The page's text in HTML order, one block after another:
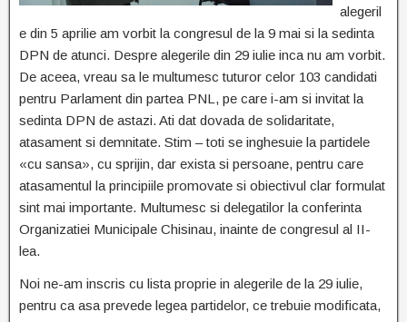
alegeril
e din 5 aprilie am vorbit la congresul de la 9 mai si la sedinta
DPN de atunci. Despre alegerile din 29 iulie inca nu am vorbit.
De aceea, vreau sa le multumesc tuturor celor 103 candidati
pentru Parlament din partea PNL, pe care i-am si invitat la
sedinta DPN de astazi. Ati dat dovada de solidaritate,
atasament si demnitate. Stim – toti se inghesuie la partidele
«cu sansa», cu sprijin, dar exista si persoane, pentru care
atasamentul la principiile promovate si obiectivul clar formulat
sint mai importante. Multumesc si delegatilor la conferinta
Organizatiei Municipale Chisinau, inainte de congresul al II-
lea.
Noi ne-am inscris cu lista proprie in alegerile de la 29 iulie,
pentru ca asa prevede legea partidelor, ce trebuie modificata,